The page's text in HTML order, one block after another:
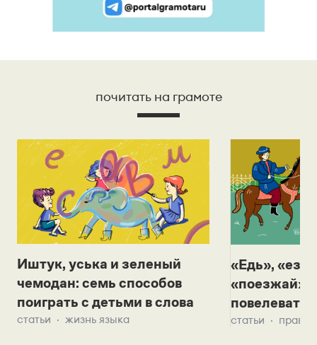
почитать на грамоте
Иштук, уська и зеленый
чемодан: семь способов
поиграть с детьми в слова
статьи жизнь языка
«Едь»,
«поезжай»?
повелевать
статьи